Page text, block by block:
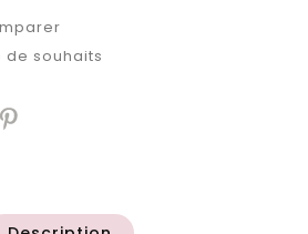
de souhaits